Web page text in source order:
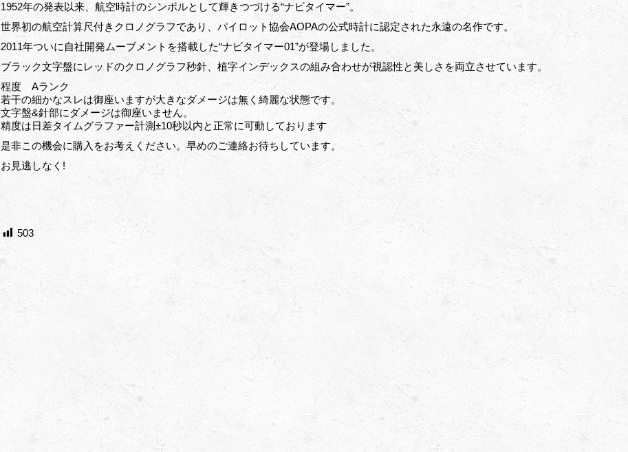
1952年の発表以来、航空時計のシンボルとして輝きつづける“ナビタイマー”。
世界初の航空計算尺付きクロノグラフであり、パイロット協会AOPAの公式時計に認定された永遠の名作です。
2011年ついに自社開発ムーブメントを搭載した“ナビタイマー01”が登場しました。
ブラック文字盤にレッドのクロノグラフ秒針、植字インデックスの組み合わせが視認性と美しさを両立させています。
程度 Aランク
若干の細かなスレは御座いますが大きなダメージは無く綺麗な状態です。
文字盤&針部にダメージは御座いません。
精度は日差タイムグラファー計測±10秒以内と正常に可動しております
是非この機会に購入をお考えください。早めのご連絡お待ちしています。
お見逃しなく!
503